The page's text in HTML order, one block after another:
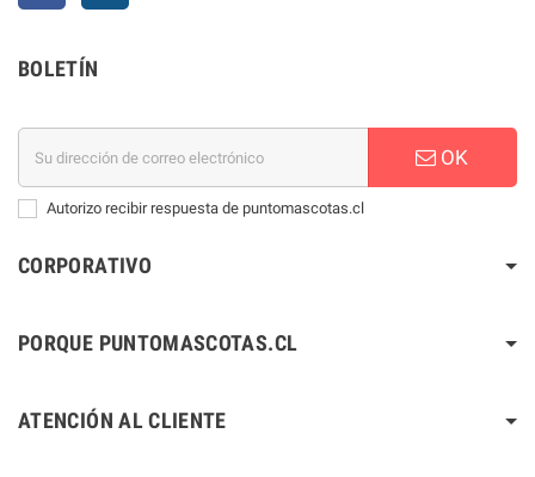
BOLETÍN
OK
Autorizo recibir respuesta de puntomascotas.cl
CORPORATIVO
PORQUE PUNTOMASCOTAS.CL
ATENCIÓN AL CLIENTE